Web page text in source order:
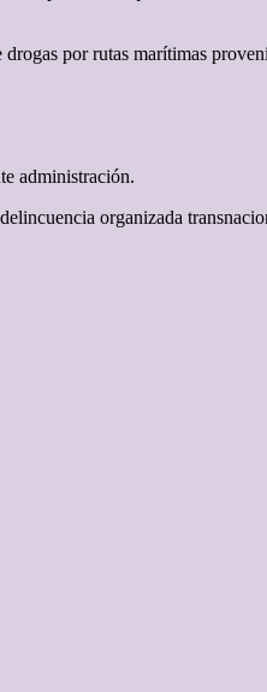
por rutas marítimas
administración.
organizada